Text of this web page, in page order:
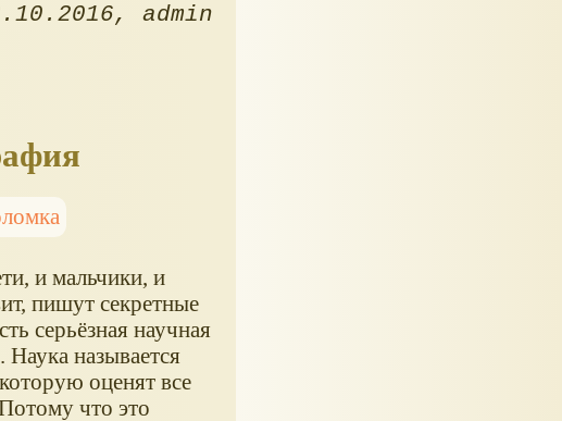
admin
и мальчики, и
пишут секретные
серьёзная научная
называется
оценят все
что это